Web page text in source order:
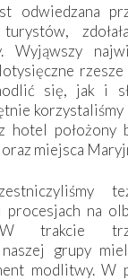
odwiedzana
Wyjąwszy
się, jak i
hotel położony
miejsca
procesjach na
W trakcie
grupy
modlitwy. W